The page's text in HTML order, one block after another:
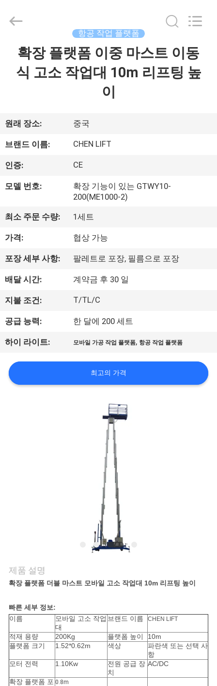
우
리
에
한
것
공
투
어
품
질
뉴
스
인
용
을
요
2026
Reserved.
항공 작업 플랫폼
확장 플랫폼 이중 마스트 이동
식 고소 작업대 10m 리프팅 높
이
원래 장소: 중국
브랜드 이름: CHEN LIFT
인증: CE
모델 번호:
확장 기능이 있는 GTWY10-
200(ME1000-2)
최소 주문 수량: 1세트
가격: 협상 가능
포장 세부 사항: 팔레트로 포장, 필름으로 포장
배달 시간: 계약금 후 30 일
지불 조건: T/TL/C
공급 능력: 한 달에 200 세트
하이 라이트: 모바일 가공 작업 플랫폼, 항공 작업 플랫폼
최고의 가격
제품 설명
확장 플랫폼 더블 마스트 모바일 고소 작업대 10m 리프팅 높이
빠른 세부 정보:
이름
모바일 고소 작업
대
브랜드 이름 CHEN LIFT
적재 용량 200Kg 플랫폼 높이
10m
플랫폼 크기
1.52*0.62m 색상
파란색 또는 선택 사
항
모터 전력
1.10Kw
전원 공급 장
치
AC/DC
확장 플랫폼 포 0.8m